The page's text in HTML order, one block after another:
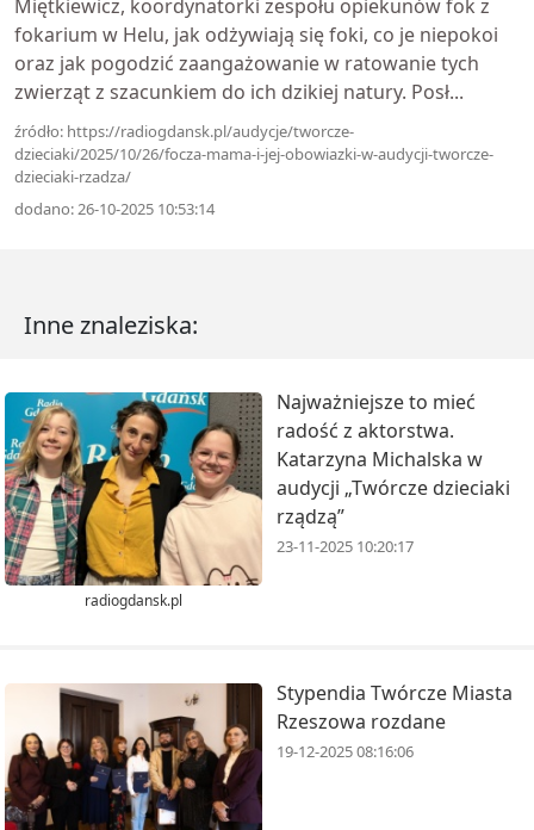
Miętkiewicz, koordynatorki zespołu opiekunów fok z
fokarium w Helu, jak odżywiają się foki, co je niepokoi
oraz jak pogodzić zaangażowanie w ratowanie tych
zwierząt z szacunkiem do ich dzikiej natury. Posł...
źródło: https://radiogdansk.pl/audycje/tworcze-
dzieciaki/2025/10/26/focza-mama-i-jej-obowiazki-w-audycji-tworcze-
dzieciaki-rzadza/
dodano: 26-10-2025 10:53:14
Inne znaleziska:
radiogdansk.pl
Najważniejsze to mieć
radość z aktorstwa.
Katarzyna Michalska w
audycji „Twórcze dzieciaki
rządzą”
23-11-2025 10:20:17
Stypendia Twórcze Miasta
Rzeszowa rozdane
19-12-2025 08:16:06